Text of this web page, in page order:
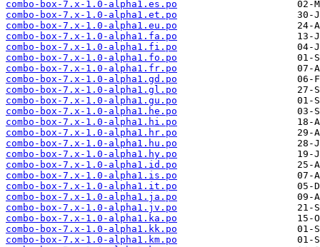
combo-box-7.x-1.0-alpha1.es.po
combo-box-7.x-1.0-alpha1.et.po
combo-box-7.x-1.0-alpha1.eu.po
combo-box-7.x-1.0-alpha1.fa.po
combo-box-7.x-1.0-alpha1.fi.po
combo-box-7.x-1.0-alpha1.fo.po
combo-box-7.x-1.0-alpha1.fr.po
combo-box-7.x-1.0-alpha1.gd.po
combo-box-7.x-1.0-alpha1.gl.po
combo-box-7.x-1.0-alpha1.gu.po
combo-box-7.x-1.0-alpha1.he.po
combo-box-7.x-1.0-alpha1.hi.po
combo-box-7.x-1.0-alpha1.hr.po
combo-box-7.x-1.0-alpha1.hu.po
combo-box-7.x-1.0-alpha1.hy.po
combo-box-7.x-1.0-alpha1.id.po
combo-box-7.x-1.0-alpha1.is.po
combo-box-7.x-1.0-alpha1.it.po
combo-box-7.x-1.0-alpha1.ja.po
combo-box-7.x-1.0-alpha1.jv.po
combo-box-7.x-1.0-alpha1.ka.po
combo-box-7.x-1.0-alpha1.kk.po
combo-box-7.x-1.0-alpha1.km.po